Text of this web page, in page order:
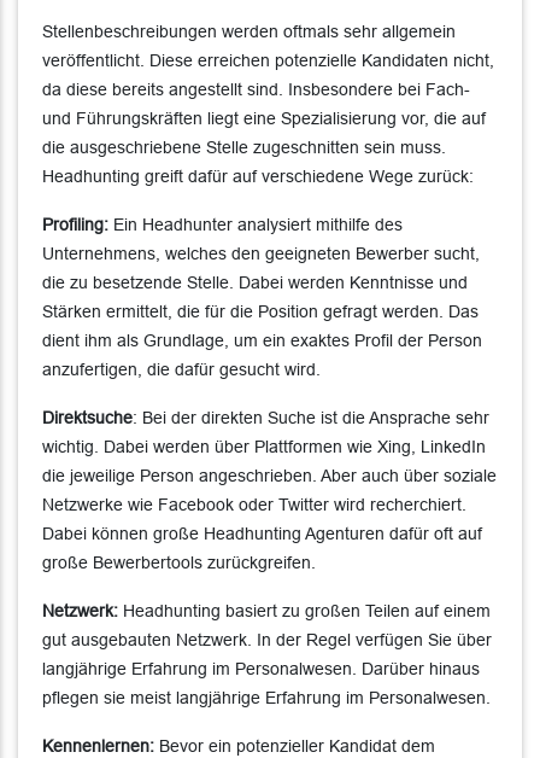
Stellenbeschreibungen werden oftmals sehr allgemein
veröffentlicht. Diese erreichen potenzielle Kandidaten nicht,
da diese bereits angestellt sind. Insbesondere bei Fach-
und Führungskräften liegt eine Spezialisierung vor, die auf
die ausgeschriebene Stelle zugeschnitten sein muss.
Headhunting greift dafür auf verschiedene Wege zurück:
Profiling: Ein Headhunter analysiert mithilfe des
Unternehmens, welches den geeigneten Bewerber sucht,
die zu besetzende Stelle. Dabei werden Kenntnisse und
Stärken ermittelt, die für die Position gefragt werden. Das
dient ihm als Grundlage, um ein exaktes Profil der Person
anzufertigen, die dafür gesucht wird.
Direktsuche: Bei der direkten Suche ist die Ansprache sehr
wichtig. Dabei werden über Plattformen wie Xing, LinkedIn
die jeweilige Person angeschrieben. Aber auch über soziale
Netzwerke wie Facebook oder Twitter wird recherchiert.
Dabei können große Headhunting Agenturen dafür oft auf
große Bewerbertools zurückgreifen.
Netzwerk: Headhunting basiert zu großen Teilen auf einem
gut ausgebauten Netzwerk. In der Regel verfügen Sie über
langjährige Erfahrung im Personalwesen. Darüber hinaus
pflegen sie meist langjährige Erfahrung im Personalwesen.
Kennenlernen: Bevor ein potenzieller Kandidat dem